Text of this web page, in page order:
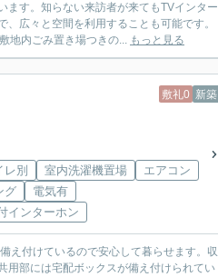
す。知らない来訪者が来てもTVインター
広々と空間を利用することも可能です。
地内ごみ置き場つきの... もっと見る
敷礼0 新築
レ別 室内洗濯機置場
エアコン
グ
電気有
インターホン
え付けているので安心して暮らせます。収
用部には宅配ボックスが備え付けられてい